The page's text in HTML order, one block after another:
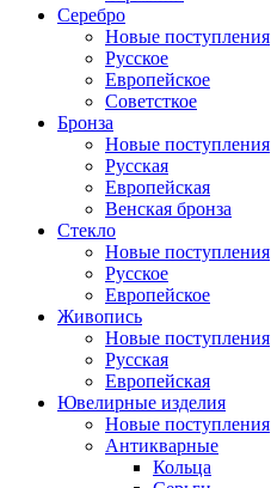
Серебро
Новые поступления
Русское
Европейское
Советсткое
Бронза
Новые поступления
Русская
Европейская
Венская бронза
Стекло
Новые поступления
Русское
Европейское
Живопись
Новые поступления
Русская
Европейская
Ювелирные изделия
Новые поступления
Антикварные
Кольца